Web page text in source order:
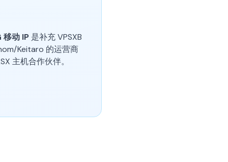
移动 IP 是补充 VPSXB
Keitaro 的运营商
主机合作伙伴。